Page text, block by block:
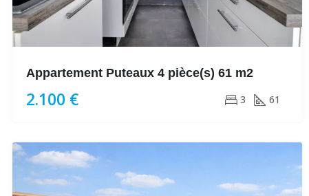
Appartement Puteaux 4 pièce(s) 61 m2
2.100 € 3 61